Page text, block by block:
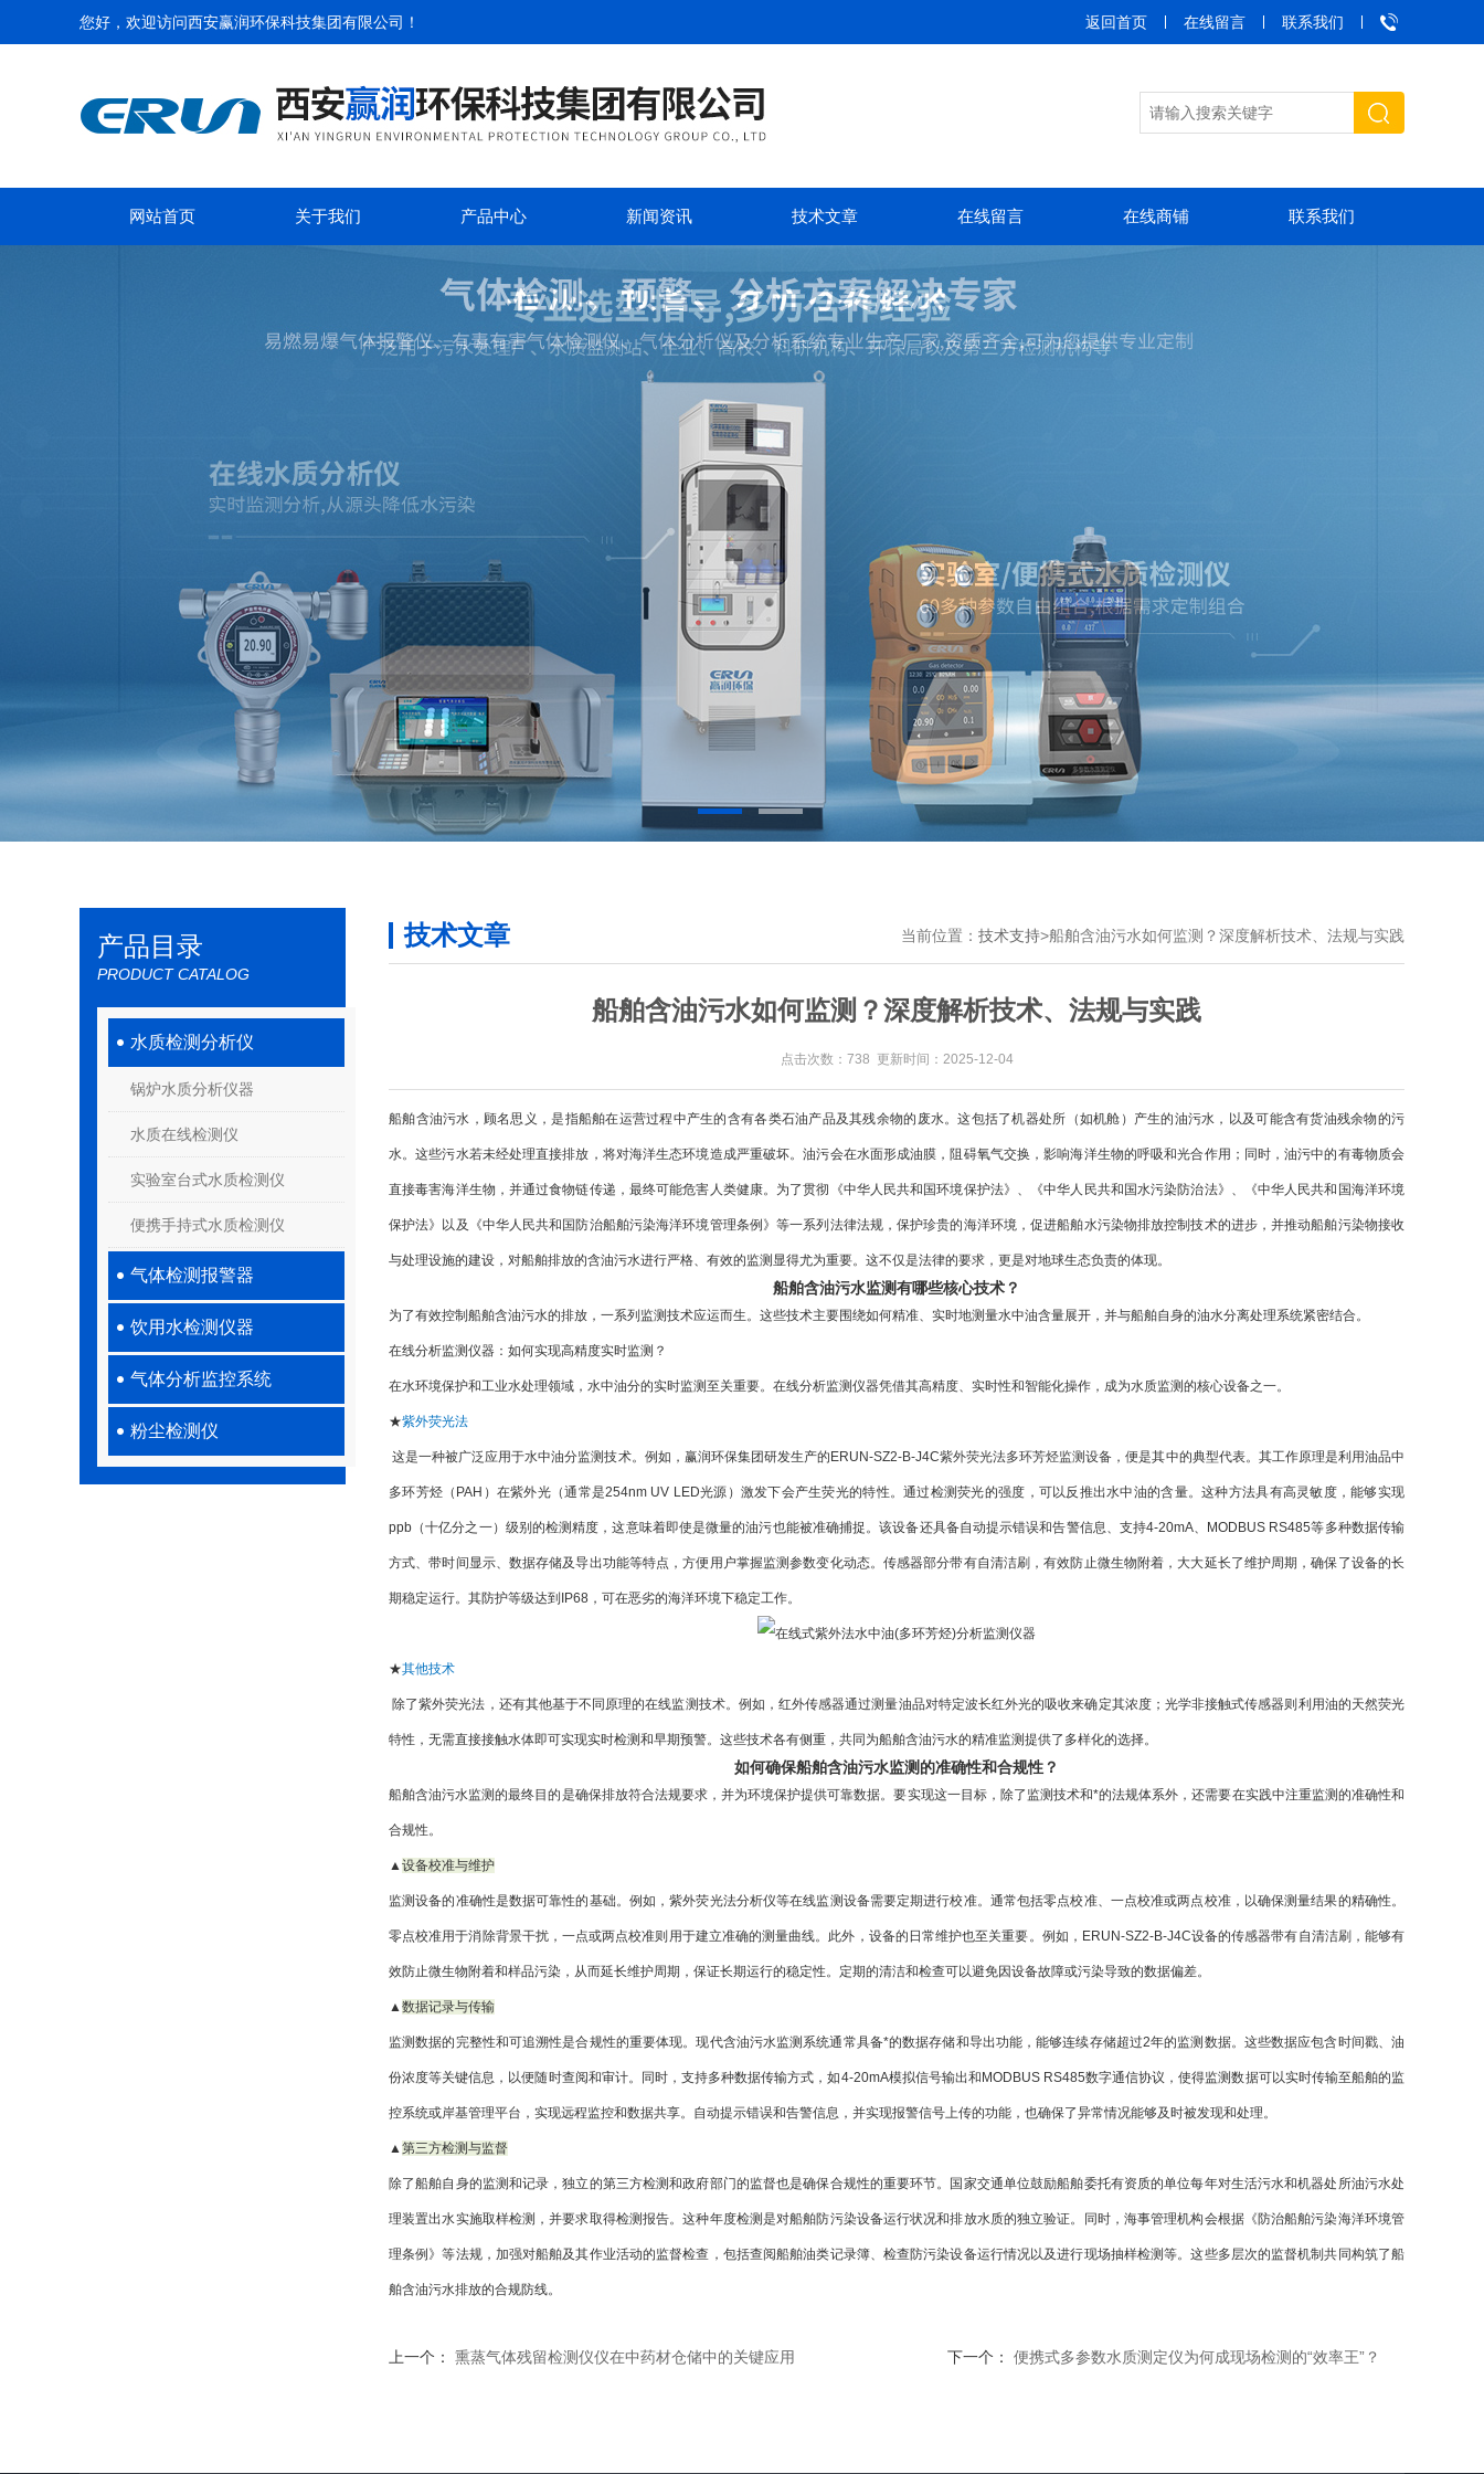
您好，欢迎访问西安赢润环保科技集团有限公司 ！ 返回首页 在线留言 联系我们
网站首页 关于我们 产品中心 新闻资讯 技术文章 在线留言 在线商铺 联系我们
产品目录
PRODUCT CATALOG
水质检测分析仪
锅炉水质分析仪器
水质在线检测仪
实验室台式水质检测仪
便携手持式水质检测仪
气体检测报警器
饮用水检测仪器
气体分析监控系统
粉尘检测仪
技术文章 当前位置： 技术支持>船舶含油污水如何监测？深度解析技术、法规与实践
船舶含油污水如何监测？深度解析技术、法规与实践
点击次数：738 更新时间：2025-12-04
船舶含油污水，顾名思义，是指船舶在运营过程中产生的含有各类石油产品及其残余物的废水。这包括了机器处所（如机舱）产生的油污水，以及可能含有货油残余物的污
水。这些污水若未经处理直接排放，将对海洋生态环境造成严重破坏。油污会在水面形成油膜，阻碍氧气交换，影响海洋生物的呼吸和光合作用；同时，油污中的有毒物质会
直接毒害海洋生物，并通过食物链传递，最终可能危害人类健康。为了贯彻《中华人民共和国环境保护法》、《中华人民共和国水污染防治法》、《中华人民共和国海洋环境
保护法》以及《中华人民共和国防治船舶污染海洋环境管理条例》等一系列法律法规，保护珍贵的海洋环境，促进船舶水污染物排放控制技术的进步，并推动船舶污染物接收
与处理设施的建设，对船舶排放的含油污水进行严格、有效的监测显得尤为重要。这不仅是法律的要求，更是对地球生态负责的体现。
船舶含油污水监测有哪些核心技术？
为了有效控制船舶含油污水的排放，一系列监测技术应运而生。这些技术主要围绕如何精准、实时地测量水中油含量展开，并与船舶自身的油水分离处理系统紧密结合。
在线分析监测仪器：如何实现高精度实时监测？
在水环境保护和工业水处理领域，水中油分的实时监测至关重要。在线分析监测仪器凭借其高精度、实时性和智能化操作，成为水质监测的核心设备之一。
★紫外荧光法
这是一种被广泛应用于水中油分监测技术。例如，赢润环保集团研发生产的ERUN-SZ2-B-J4C紫外荧光法多环芳烃监测设备 ，便是其中的典型代表。其工作原理是利用油品中
多环芳烃（PAH）在紫外光（通常是254nm UV LED光源）激发下会产生荧光的特性。通过检测荧光的强度，可以反推出水中油的含量。这种方法具有高灵敏度，能够实现
ppb（十亿分之一）级别的检测精度，这意味着即使是微量的油污也能被准确捕捉。该设备还具备自动提示错误和告警信息、支持4-20mA、MODBUS RS485等多种数据传输
方式、带时间显示、数据存储及导出功能等特点，方便用户掌握监测参数变化动态。传感器部分带有自清洁刷，有效防止微生物附着，大大延长了维护周期，确保了设备的长
期稳定运行。其防护等级达到IP68，可在恶劣的海洋环境下稳定工作。
★其他技术
除了紫外荧光法，还有其他基于不同原理的在线监测技术。例如， 红外传感器通过测量油品对特定波长红外光的吸收来确定其浓度； 光学非接触式传感器则利用油的天然荧光
特性，无需直接接触水体即可实现实时检测和早期预警。这些技术各有侧重，共同为船舶含油污水的精准监测提供了多样化的选择。
如何确保船舶含油污水监测的准确性和合规性？
船舶含油污水监测的最终目的是确保排放符合法规要求，并为环境保护提供可靠数据。要实现这一目标，除了监测技术和*的法规体系外，还需要在实践中注重监测的准确性和
合规性。
▲设备校准与维护
监测设备的准确性是数据可靠性的基础。例如，紫外荧光法分析仪等在线监测设备需要定期进行校准。通常包括零点校准、一点校准或两点校准，以确保测量结果的精确性。
零点校准用于消除背景干扰，一点或两点校准则用于建立准确的测量曲线。此外，设备的日常维护也至关重要。例如，ERUN-SZ2-B-J4C设备的传感器带有自清洁刷 ，能够有
效防止微生物附着和样品污染，从而延长维护周期，保证长期运行的稳定性。定期的清洁和检查可以避免因设备故障或污染导致的数据偏差。
▲数据记录与传输
监测数据的完整性和可追溯性是合规性的重要体现。现代含油污水监测系统通常具备*的数据存储和导出功能，能够连续存储超过2年的监测数据。这些数据应包含时间戳、油
份浓度等关键信息，以便随时查阅和审计。同时，支持多种数据传输方式，如4-20mA模拟信号输出和MODBUS RS485数字通信协议 ，使得监测数据可以实时传输至船舶的监
控系统或岸基管理平台，实现远程监控和数据共享。自动提示错误和告警信息，并实现报警信号上传的功能，也确保了异常情况能够及时被发现和处理。
▲第三方检测与监督
除了船舶自身的监测和记录，独立的第三方检测和政府部门的监督也是确保合规性的重要环节。国家交通单位鼓励船舶委托有资质的单位每年对生活污水和机器处所油污水处
理装置出水实施取样检测，并要求取得检测报告。这种年度检测是对船舶防污染设备运行状况和排放水质的独立验证。同时，海事管理机构会根据《防治船舶污染海洋环境管
理条例》等法规，加强对船舶及其作业活动的监督检查，包括查阅船舶油类记录簿、检查防污染设备运行情况以及进行现场抽样检测等。这些多层次的监督机制共同构筑了船
舶含油污水排放的合规防线。
上一个： 熏蒸气体残留检测仪仪在中药材仓储中的关键应用 下一个： 便携式多参数水质测定仪为何成现场检测的“效率王”？